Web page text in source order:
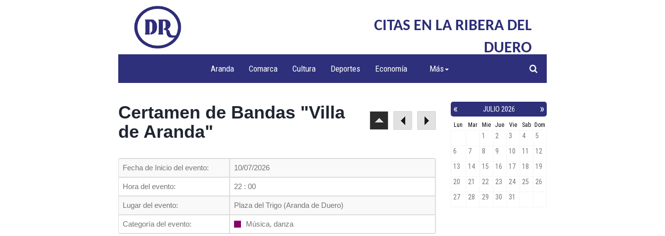
CITAS EN LA RIBERA DEL
DUERO
Aranda Comarca Cultura Deportes Economía Más
Certamen de Bandas "Villa
de Aranda"
Fecha de Inicio del evento: 10/07/2026
Hora del evento: 22 : 00
Lugar del evento: Plaza del Trigo (Aranda de Duero)
Categoría del evento: Música, danza